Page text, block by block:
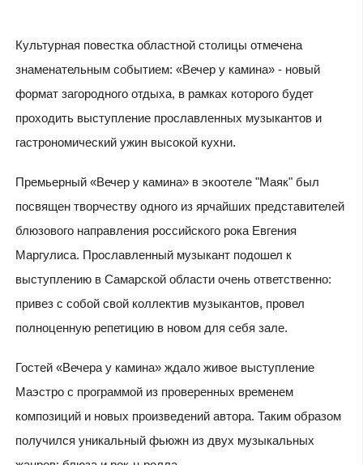
Культурная повестка областной столицы отмечена
знаменательным событием: «Вечер у камина» - новый
формат загородного отдыха, в рамках которого будет
проходить выступление прославленных музыкантов и
гастрономический ужин высокой кухни.
Премьерный «Вечер у камина» в экоотеле "Маяк" был
посвящен творчеству одного из ярчайших представителей
блюзового направления российского рока Евгения
Маргулиса. Прославленный музыкант подошел к
выступлению в Самарской области очень ответственно:
привез с собой свой коллектив музыкантов, провел
полноценную репетицию в новом для себя зале.
Гостей «Вечера у камина» ждало живое выступление
Маэстро с программой из проверенных временем
композиций и новых произведений автора. Таким образом
получился уникальный фьюжн из двух музыкальных